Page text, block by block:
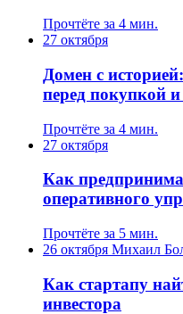
Прочтёте за 4 мин.
27 октября
Домен с
перед покупкой
Прочтёте за 4 мин.
27 октября
Как
оперативного
Прочтёте за 5 мин.
26 октября Михаил
Как стартапу
инвестора